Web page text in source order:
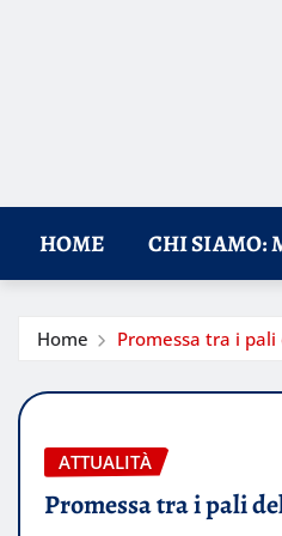
HOME CHI SIAMO:
Home Promessa tra i
ATTUALITÀ
Promessa tra i pali